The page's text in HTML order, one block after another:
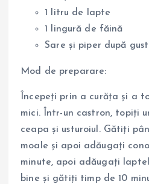
1 litru de lapte
1 lingură de făină
Sare și piper după gust
Mod de preparare:
Începeți prin a curăța și a
mici. Într-un castron, topiți
ceapa și usturoiul. Gătiți
moale și apoi adăugați
minute, apoi adăugați
bine și gătiți timp de 10